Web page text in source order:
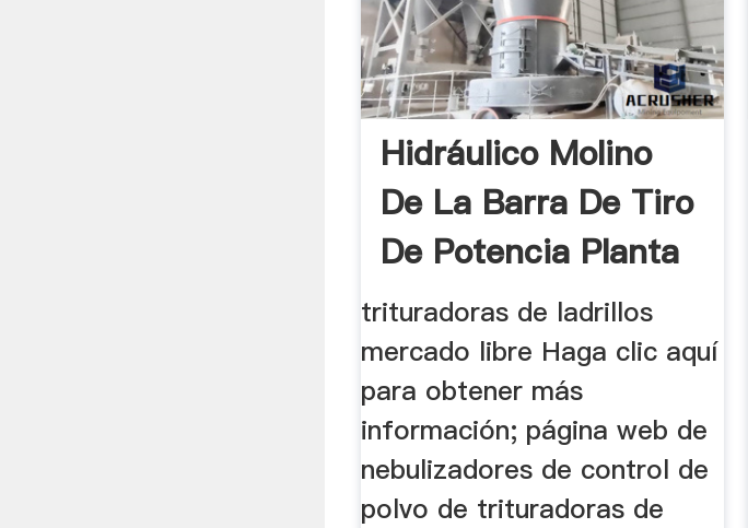
Hidráulico Molino
De La Barra De Tiro
De Potencia Planta
...
trituradoras de ladrillos
mercado libre Haga clic aquí
para obtener más
información; página web de
nebulizadores de control de
polvo de trituradoras de